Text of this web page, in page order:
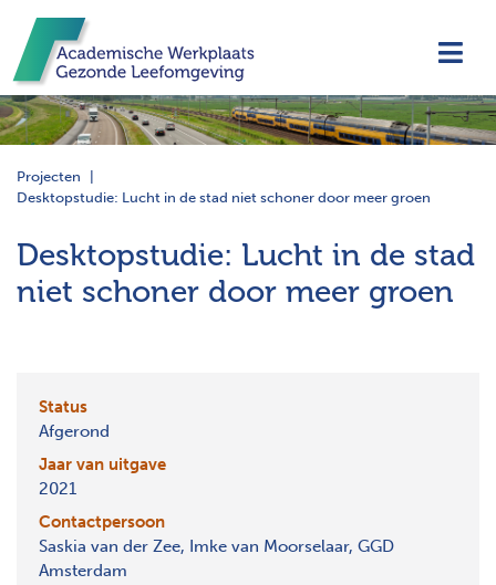
Projecten
Desktopstudie: Lucht in de stad niet schoner door meer groen
Desktopstudie: Lucht in de stad
niet schoner door meer groen
Status
Afgerond
Jaar van uitgave
2021
Contactpersoon
Saskia van der Zee, Imke van Moorselaar, GGD
Amsterdam